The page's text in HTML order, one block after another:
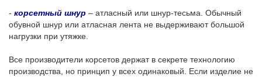
- корсетный шнур – атласный или шнур-тесьма. Обычный
обувной шнур или атласная лента не выдерживают большой
нагрузки при утяжке.
Все производители корсетов держат в секрете технологию
производства, но принцип у всех одинаковый. Если изделие не